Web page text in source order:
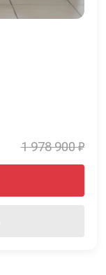
1 978 900 ₽